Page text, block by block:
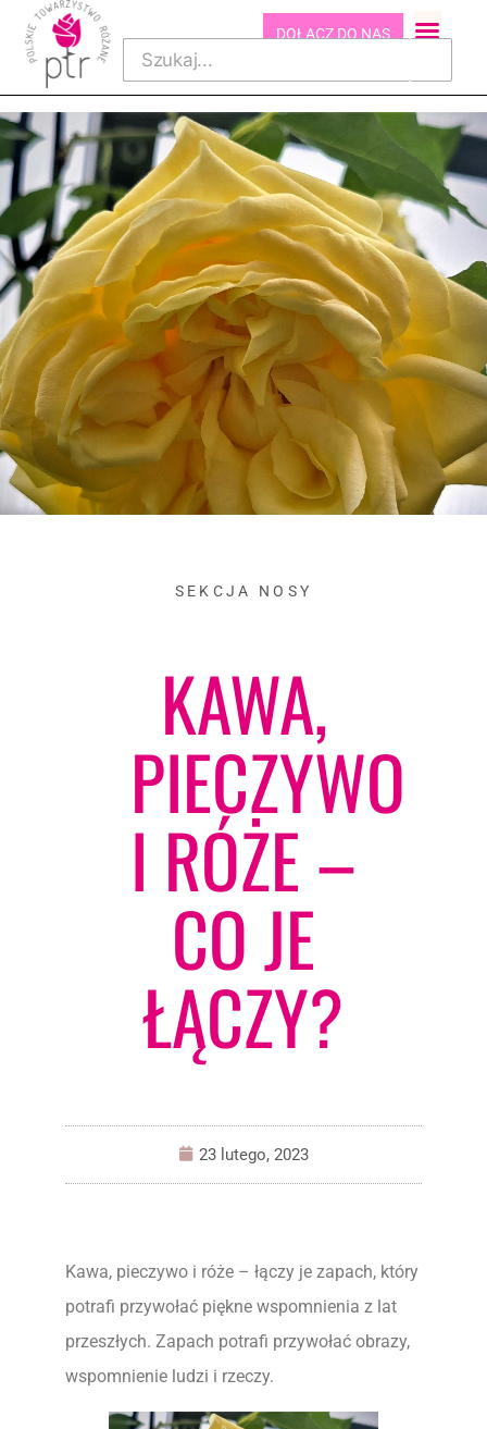
DOŁĄCZ DO NAS
SEKCJA NOSY
KAWA,
PIECZYWO
I RÓŻE –
CO JE
ŁĄCZY?
23 lutego, 2023
Kawa, pieczywo i róże – łączy je zapach, który
potrafi przywołać piękne wspomnienia z lat
przeszłych. Zapach potrafi przywołać obrazy,
wspomnienie ludzi i rzeczy.